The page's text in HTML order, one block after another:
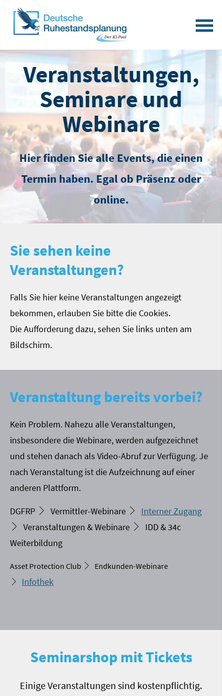
Veranstaltungen,
Seminare und
Webinare
Hier finden Sie alle Events, die einen
Termin haben. Egal ob Präsenz oder
online.
Sie sehen keine
Veranstaltungen?
Falls Sie hier keine Veranstaltungen angezeigt
bekommen, erlauben Sie bitte die Cookies.
Die Aufforderung dazu, sehen Sie links unten am
Bildschirm.
Veranstaltung bereits vorbei?
Kein Problem. Nahezu alle Veranstaltungen,
insbesondere die Webinare, werden aufgezeichnet
und stehen danach als Video-Abruf zur Verfügung. Je
nach Veranstaltung ist die Aufzeichnung auf einer
anderen Plattform.
DGFRP Vermittler-Webinare
Interner Zugang
Veranstaltungen & Webinare
IDD & 34c
Weiterbildung
Asset Protection Club Endkunden-Webinare
Infothek
Seminarshop mit Tickets
Einige Veranstaltungen sind kostenpflichtig.